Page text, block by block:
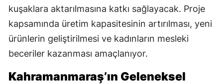
kuşaklara aktarılmasına katkı sağlayacak. Proje
kapsamında üretim kapasitesinin artırılması, yeni
ürünlerin geliştirilmesi ve kadınların mesleki
beceriler kazanması amaçlanıyor.
Kahramanmaraş’ın Geleneksel